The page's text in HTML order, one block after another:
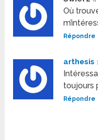
Où
Répondre
arthesis
toujours
Répondre